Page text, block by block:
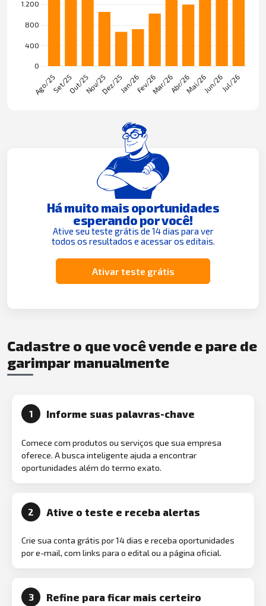
Há muito mais oportunidades
esperando por você!
Ative seu teste grátis de 14 dias para ver
todos os resultados e acessar os editais.
Ativar teste grátis
Cadastre o que você vende e pare de
garimpar manualmente
1 Informe suas palavras-chave
Comece com produtos ou serviços que sua empresa
oferece. A busca inteligente ajuda a encontrar
oportunidades além do termo exato.
2 Ative o teste e receba alertas
Crie sua conta grátis por 14 dias e receba oportunidades
por e-mail, com links para o edital ou a página oficial.
3 Refine para ficar mais certeiro